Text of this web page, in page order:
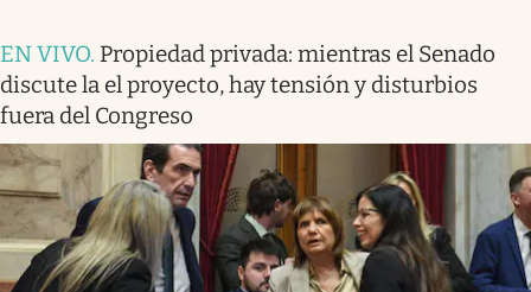
EN VIVO. Propiedad privada: mientras el Senado
discute la el proyecto, hay tensión y disturbios
fuera del Congreso